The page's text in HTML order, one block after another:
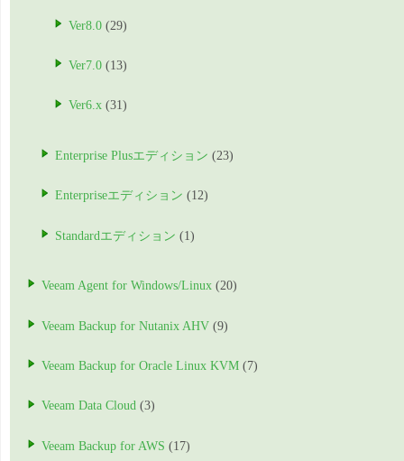
Ver8.0 (29)
Ver7.0 (13)
Ver6.x (31)
Enterprise Plusエディション (23)
Enterpriseエディション (12)
Standardエディション (1)
Veeam Agent for Windows/Linux (20)
Veeam Backup for Nutanix AHV (9)
Veeam Backup for Oracle Linux KVM (7)
Veeam Data Cloud (3)
Veeam Backup for AWS (17)